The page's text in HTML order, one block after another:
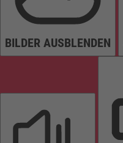
BILDER AUSBLENDEN